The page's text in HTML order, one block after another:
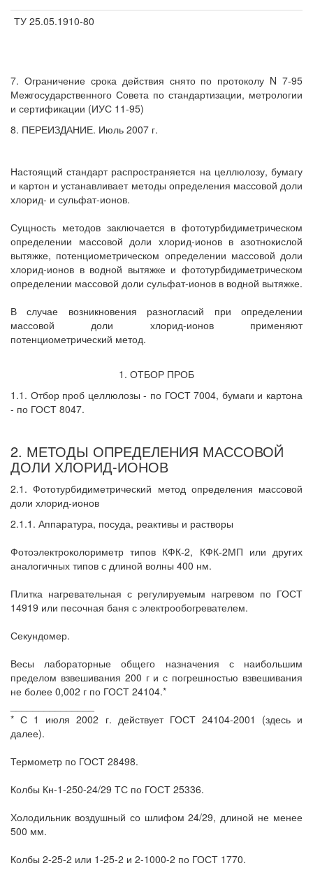
ТУ 25.05.1910-80
7. Ограничение срока действия снято по протоколу N 7-95
Межгосударственного Совета по стандартизации, метрологии
и сертификации (ИУС 11-95)
8. ПЕРЕИЗДАНИЕ. Июль 2007 г.
Настоящий стандарт распространяется на целлюлозу, бумагу
и картон и устанавливает методы определения массовой доли
хлорид- и сульфат-ионов.
Сущность методов заключается в фототурбидиметрическом
определении массовой доли хлорид-ионов в азотнокислой
вытяжке, потенциометрическом определении массовой доли
хлорид-ионов в водной вытяжке и фототурбидиметрическом
определении массовой доли сульфат-ионов в водной вытяжке.
В случае возникновения разногласий при определении
массовой доли хлорид-ионов применяют
потенциометрический метод.
1. ОТБОР ПРОБ
1.1. Отбор проб целлюлозы - по ГОСТ 7004, бумаги и картона
- по ГОСТ 8047.
2. МЕТОДЫ ОПРЕДЕЛЕНИЯ МАССОВОЙ
ДОЛИ ХЛОРИД-ИОНОВ
2.1. Фототурбидиметрический метод определения массовой
доли хлорид-ионов
2.1.1. Аппаратура, посуда, реактивы и растворы
Фотоэлектроколориметр типов КФК-2, КФК-2МП или других
аналогичных типов с длиной волны 400 нм.
Плитка нагревательная с регулируемым нагревом по ГОСТ
14919 или песочная баня с электрообогревателем.
Секундомер.
Весы лабораторные общего назначения с наибольшим
пределом взвешивания 200 г и с погрешностью взвешивания
не более 0,002 г по ГОСТ 24104.*
* С 1 июля 2002 г. действует ГОСТ 24104-2001 (здесь и
далее).
Термометр по ГОСТ 28498.
Колбы Кн-1-250-24/29 ТС по ГОСТ 25336.
Холодильник воздушный со шлифом 24/29, длиной не менее
500 мм.
Колбы 2-25-2 или 1-25-2 и 2-1000-2 по ГОСТ 1770.